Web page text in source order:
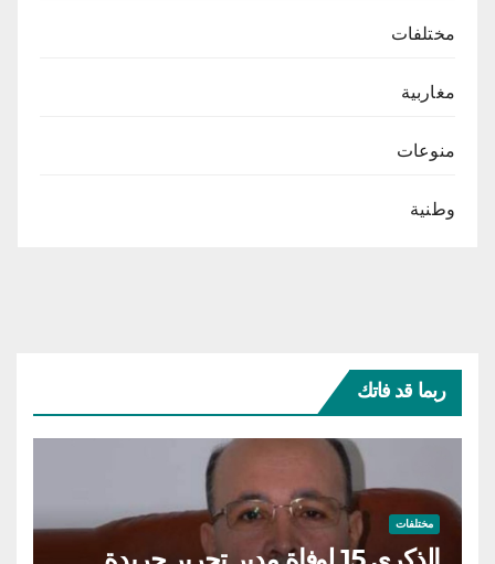
مختلفات
مغاربية
منوعات
وطنية
ربما قد فاتك
مختلفات